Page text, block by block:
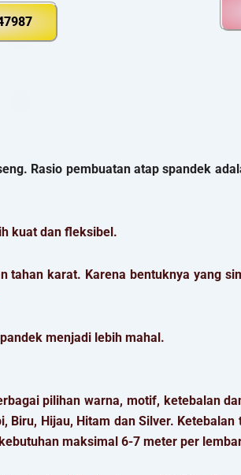
Rasio pembuatan atap spandek
kuat dan fleksibel.
karat. Karena bentuknya yang
menjadi lebih mahal.
pilihan warna, motif, ketebalan
Hijau, Hitam dan Silver.
maksimal 6-7 meter per